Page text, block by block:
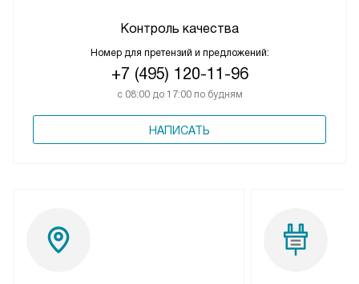
Контроль качества
Номер для претензий и предложений:
+7 (495) 120-11-96
с 08:00 до 17:00 по будням
НАПИСАТЬ